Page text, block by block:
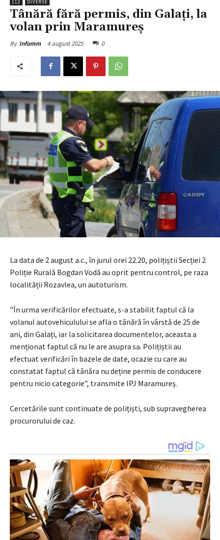
112 DIVERSE
Tânără fără permis, din Galați, la
volan prin Maramureș
By Infomm 4 august 2025 0
La data de 2 august a.c., în jurul orei 22.20, polițiștii Secției 2
Poliție Rurală Bogdan Vodă au oprit pentru control, pe raza
localității Rozavlea, un autoturism.
”În urma verificărilor efectuate, s-a stabilit faptul că la
volanul autovehiculului se afla o tânără în vârstă de 25 de
ani, din Galați, iar la solicitarea documentelor, aceasta a
menționat faptul că nu le are asupra sa. Polițiștii au
efectuat verificări în bazele de date, ocazie cu care au
constatat faptul că tânăra nu deține permis de conducere
pentru nicio categorie”, transmite IPJ Maramureș.
Cercetările sunt continuate de polițiști, sub supravegherea
procurorului de caz.